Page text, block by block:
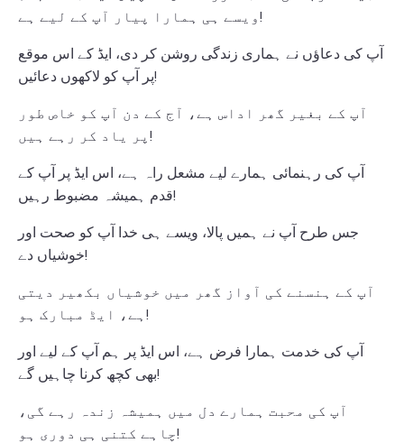
ویسے ہی ہمارا پیار آپ کے لیے ہے!
آپ کی دعاؤں نے ہماری زندگی روشن کر دی، ایڈ کے اس موقع
پر آپ کو لاکھوں دعائیں!
آپ کے بغیر گھر اداس ہے، آج کے دن آپ کو خاص طور
پر یاد کر رہے ہیں!
آپ کی رہنمائی ہمارے لیے مشعل راہ ہے، اس ایڈ پر آپ کے
قدم ہمیشہ مضبوط رہیں!
جس طرح آپ نے ہمیں پالا، ویسے ہی خدا آپ کو صحت اور
خوشیاں دے!
آپ کے ہنسنے کی آواز گھر میں خوشیاں بکھیر دیتی
ہے، ایڈ مبارک ہو!
آپ کی خدمت ہمارا فرض ہے، اس ایڈ پر ہم آپ کے لیے اور
بھی کچھ کرنا چاہیں گے!
آپ کی محبت ہمارے دل میں ہمیشہ زندہ رہے گی،
چاہے کتنی ہی دوری ہو!